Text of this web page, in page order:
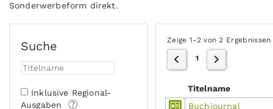
Sonderwerbeform direkt.
Suche
Inklusive Regional-
Ausgaben
Zeige 1-2 von 2 Ergebnissen
1
Titelname
Buchjournal